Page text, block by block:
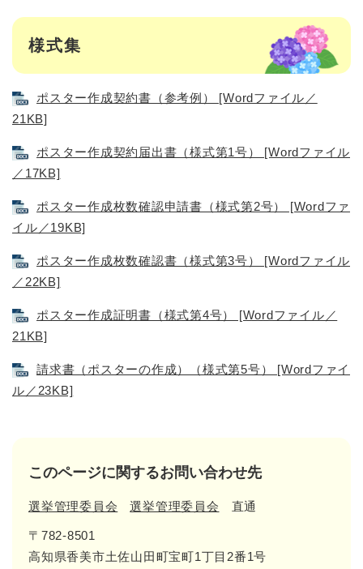
様式集
ポスター作成契約書（参考例） [Wordファイル／
21KB]
ポスター作成契約届出書（様式第1号） [Wordファイル
／17KB]
ポスター作成枚数確認申請書（様式第2号） [Wordファ
イル／19KB]
ポスター作成枚数確認書（様式第3号） [Wordファイル
／22KB]
ポスター作成証明書（様式第4号） [Wordファイル／
21KB]
請求書（ポスターの作成）（様式第5号） [Wordファイ
ル／23KB]
このページに関するお問い合わせ先
選挙管理委員会 選挙管理委員会 直通
〒782-8501
高知県香美市土佐山田町宝町1丁目2番1号